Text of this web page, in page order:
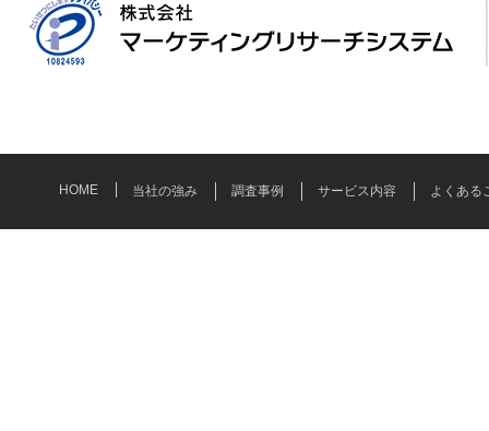
HOME 当社の強み 調査事例 サービス内容 よくある